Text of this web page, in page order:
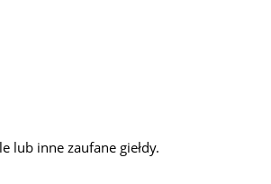
lub inne zaufane giełdy.